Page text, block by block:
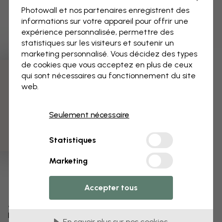
Modifiez votre papier peint
Notre équipe de conception peut modifier n’importe
Photowall et nos partenaires enregistrent des
informations sur votre appareil pour offrir une
expérience personnalisée, permettre des
statistiques sur les visiteurs et soutenir un
marketing personnalisé. Vous décidez des types
de cookies que vous acceptez en plus de ceux
qui sont nécessaires au fonctionnement du site
web.
Seulement nécessaire
Statistiques
Marketing
Accepter tous